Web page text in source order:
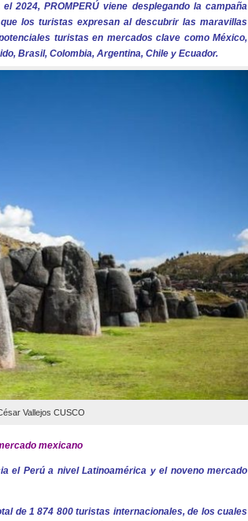
2024, PROMPERÚ viene desplegando la campaña
los turistas expresan al descubrir las maravillas
turistas en mercados clave como México,
Brasil, Colombia, Argentina, Chile y Ecuador.
Vallejos CUSCO
mexicano
el Perú a nivel Latinoamérica y el noveno mercado
de 1 874 800 turistas internacionales, de los cuales